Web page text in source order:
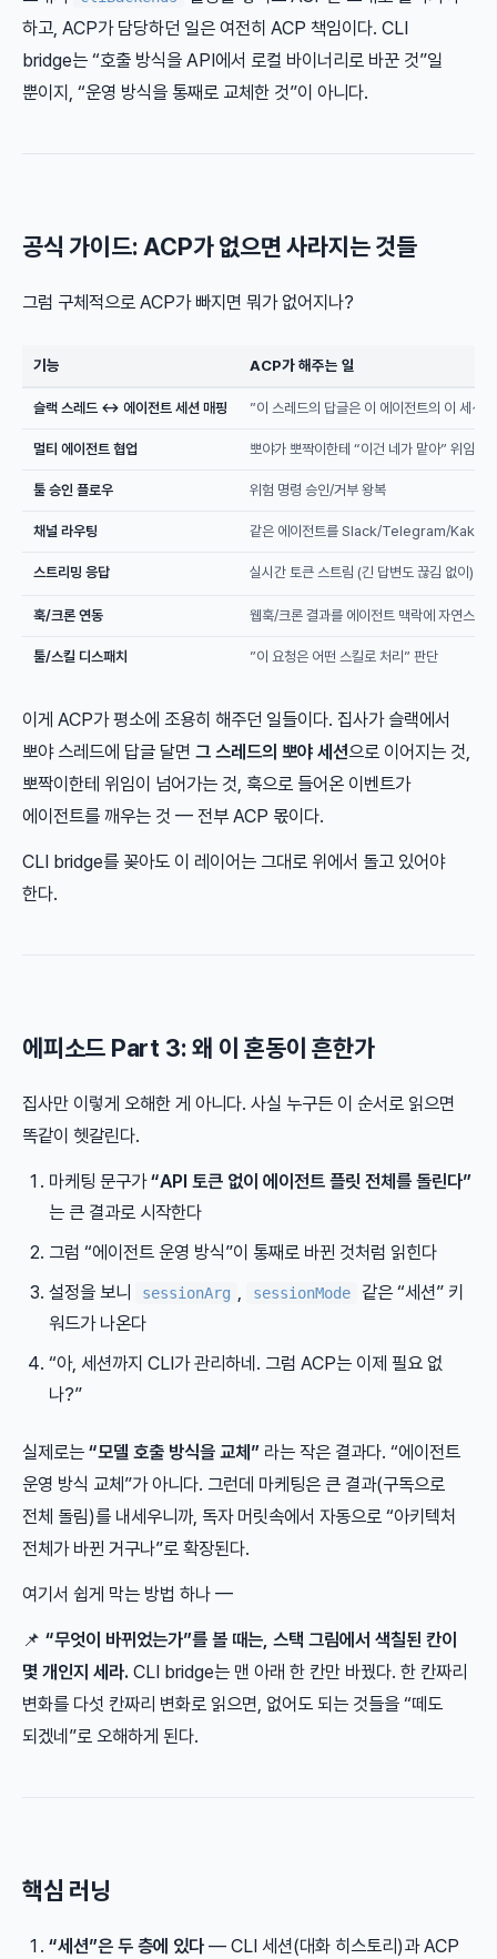
하고, ACP가 담당하던 일은 여전히 ACP 책임이다. CLI
bridge는 “호출 방식을 API에서 로컬 바이너리로 바꾼 것”일
뿐이지, “운영 방식을 통째로 교체한 것”이 아니다.
공식 가이드: ACP가 없으면 사라지는 것들
그럼 구체적으로 ACP가 빠지면 뭐가 없어지나?
기능 ACP가 해주는 일
슬랙 스레드 ↔ 에이전트 세션 매핑 ”이 스레드의 답글은 이 에이전트의 이 세션
멀티 에이전트 협업 뽀야가 뽀짝이한테 “이건 네가 맡아” 위임 가
툴 승인 플로우 위험 명령 승인/거부 왕복
채널 라우팅 같은 에이전트를 Slack/Telegram/
스트리밍 응답 실시간 토큰 스트림 (긴 답변도 끊김 없이)
훅/크론 연동 웹훅/크론 결과를 에이전트 맥락에 자연스럽
툴/스킬 디스패치 ”이 요청은 어떤 스킬로 처리” 판단
이게 ACP가 평소에 조용히 해주던 일들이다. 집사가 슬랙에서
뽀야 스레드에 답글 달면 그 스레드의 뽀야 세션으로 이어지는 것,
뽀짝이한테 위임이 넘어가는 것, 훅으로 들어온 이벤트가
에이전트를 깨우는 것 — 전부 ACP 몫이다.
CLI bridge를 꽂아도 이 레이어는 그대로 위에서 돌고 있어야
한다.
에피소드 Part 3: 왜 이 혼동이 흔한가
집사만 이렇게 오해한 게 아니다. 사실 누구든 이 순서로 읽으면
똑같이 헷갈린다.
마케팅 문구가“API 토큰 없이 에이전트 플릿 전체를 돌린다”
는 큰 결과로 시작한다
그럼 “에이전트 운영 방식”이 통째로 바뀐 것처럼 읽힌다
설정을 보니
sessionArg , sessionMode
같은 “세션” 키
워드가 나온다
“아, 세션까지 CLI가 관리하네. 그럼 ACP는 이제 필요 없
나?”
실제로는 “모델 호출 방식을 교체” 라는 작은 결과다. “에이전트
운영 방식 교체”가 아니다. 그런데 마케팅은 큰 결과(구독으로
전체 돌림)를 내세우니까, 독자 머릿속에서 자동으로 “아키텍처
전체가 바뀐 거구나”로 확장된다.
여기서 쉽게 막는 방법 하나 —
📌 “무엇이 바뀌었는가”를 볼 때는, 스택 그림에서 색칠된 칸이
몇 개인지 세라. CLI bridge는 맨 아래 한 칸만 바꿨다. 한 칸짜리
변화를 다섯 칸짜리 변화로 읽으면, 없어도 되는 것들을 “떼도
되겠네”로 오해하게 된다.
핵심 러닝
“세션”은 두 층에 있다 — CLI 세션(대화 히스토리)과 ACP